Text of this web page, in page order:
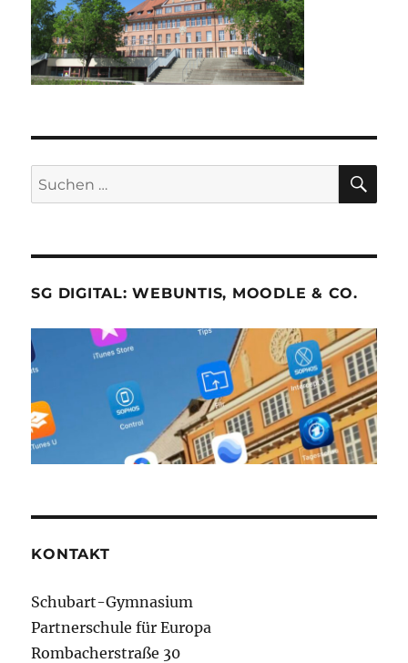
Suche
nach:
SG DIGITAL: WEBUNTIS, MOODLE & CO.
KONTAKT
Schubart-Gymnasium
Partnerschule für Europa
Rombacherstraße 30